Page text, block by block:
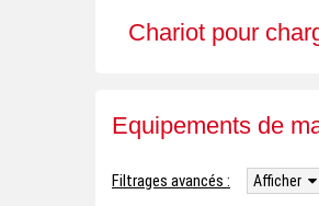
Chariot pour
Equipements de
Filtrages avancés : Afficher